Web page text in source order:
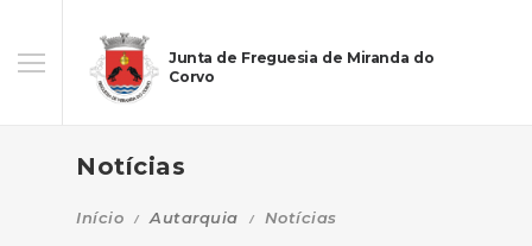
Junta de Freguesia de Miranda do
Corvo
Notícias
Início Autarquia Notícias